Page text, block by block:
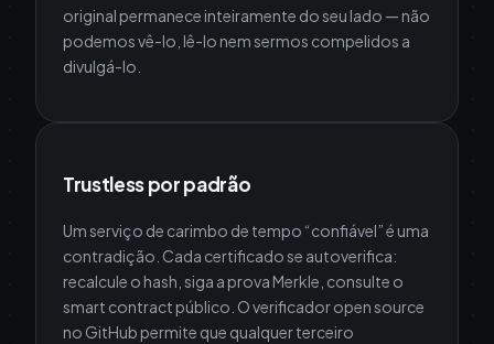
original permanece inteiramente do seu lado — não
podemos vê-lo, lê-lo nem sermos compelidos a
divulgá-lo.
Trustless por padrão
Um serviço de carimbo de tempo “confiável” é uma
contradição. Cada certificado se autoverifica:
recalcule o hash, siga a prova Merkle, consulte o
smart contract público. O verificador open source
no GitHub permite que qualquer terceiro